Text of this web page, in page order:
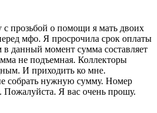
прозьбой о помощи я мать двоих
мфо. Я просрочила срок оплаты
в данный момент сумма составляет
не подъемная. Коллекторы
И приходить ко мне.
собрать нужную сумму. Номер
Пожалуйста. Я вас очень прошу.